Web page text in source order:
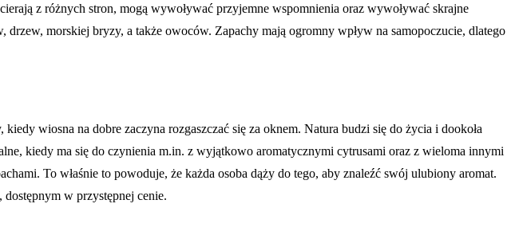
z różnych stron, mogą wywoływać przyjemne wspomnienia oraz wywoływać skrajne
morskiej bryzy, a także owoców. Zapachy mają ogromny wpływ na samopoczucie, dlatego
wiosna na dobre zaczyna rozgaszczać się za oknem. Natura budzi się do życia i dookoła
kiedy ma się do czynienia m.in. z wyjątkowo aromatycznymi cytrusami oraz z wieloma innymi
To właśnie to powoduje, że każda osoba dąży do tego, aby znaleźć swój ulubiony aromat.
dostępnym w przystępnej cenie.